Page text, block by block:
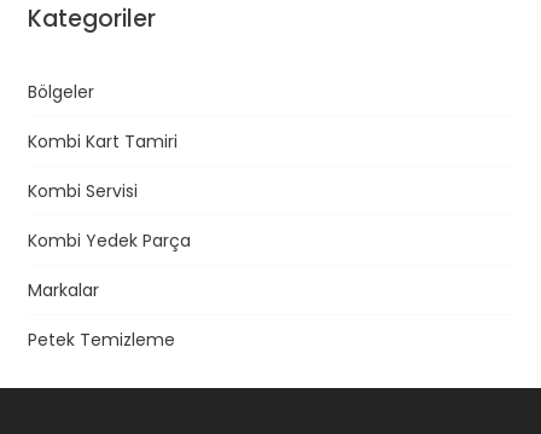
Kategoriler
Bölgeler
Kombi Kart Tamiri
Kombi Servisi
Kombi Yedek Parça
Markalar
Petek Temizleme